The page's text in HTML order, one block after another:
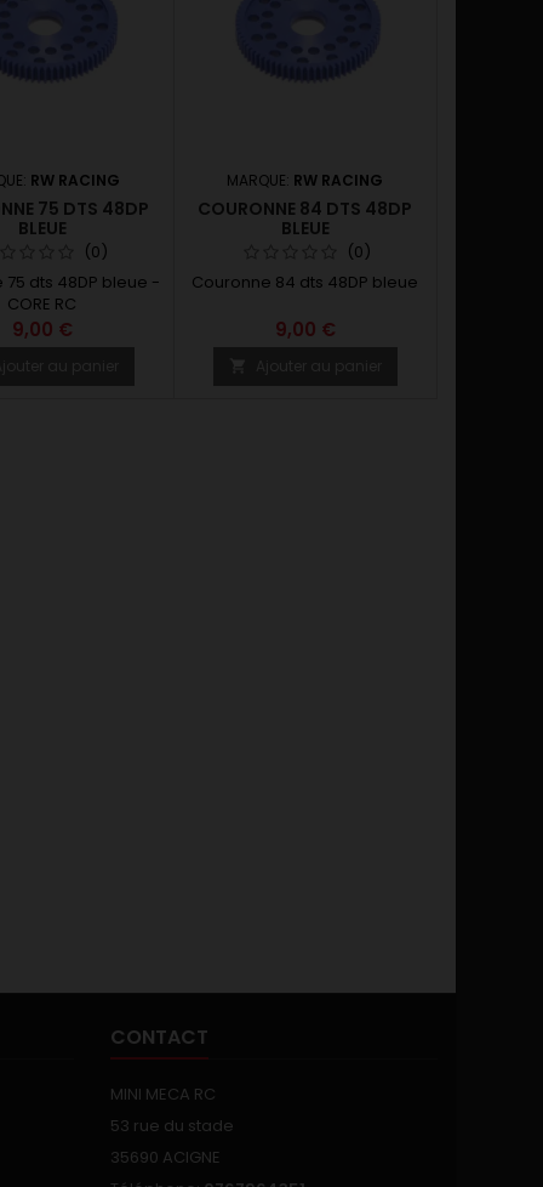
RW RACING
75 DTS 48DP
BLEUE
(0)
75 dts 48DP bleue -
CORE RC
9,00 €
MARQUE: RW RACING
COURONNE 84 DTS 48DP
BLEUE
(0)
Couronne 84 dts 48DP bleue
9,00 €
CONTACT
MINI MECA RC
53 rue du stade
35690 ACIGNE